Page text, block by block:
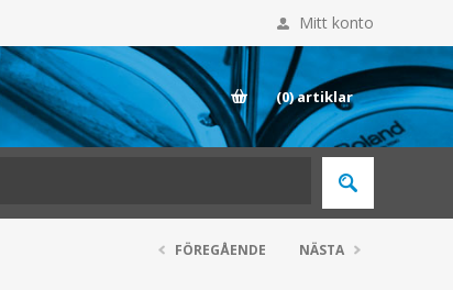
Mitt konto
(0)artiklar
FÖREGÅENDE NÄSTA